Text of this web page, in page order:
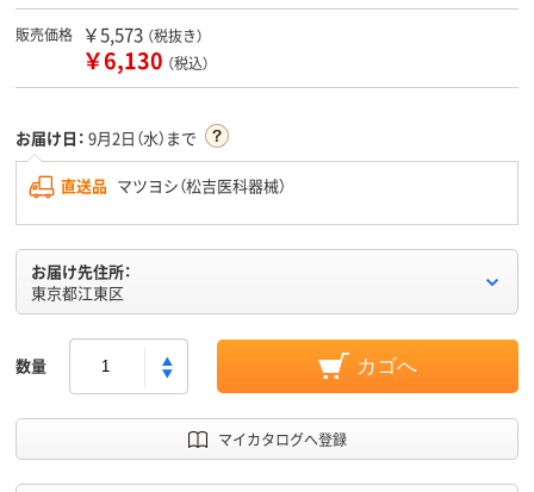
販売価格 ￥5,573 （税抜き）
￥6,130 （税込）
お届け日： 9月2日（水）まで
直送品 マツヨシ（松吉医科器械）
お届け先住所：
東京都江東区
数量 カゴへ
マイカタログへ登録